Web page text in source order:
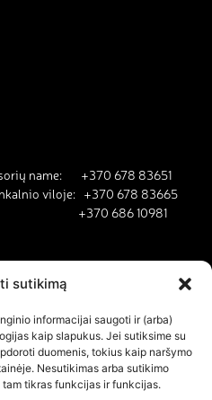
sutikimą
informacijai saugoti ir (arba)
kaip slapukus. Jei sutiksime su
duomenis, tokius kaip naršymo
Nesutikimas arba sutikimo
tikras funkcijas ir funkcijas.
name: +370 678 83651
viloje: +370 678 83665
+370 686 10981
miestas?